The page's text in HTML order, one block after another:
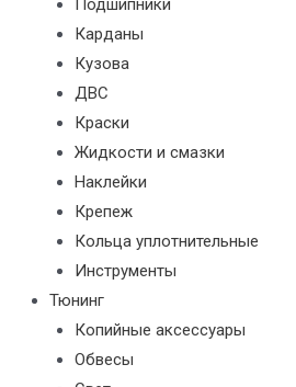
Подшипники
Карданы
Кузова
ДВС
Краски
Жидкости и смазки
Наклейки
Крепеж
Кольца уплотнительные
Инструменты
Тюнинг
Копийные аксессуары
Обвесы